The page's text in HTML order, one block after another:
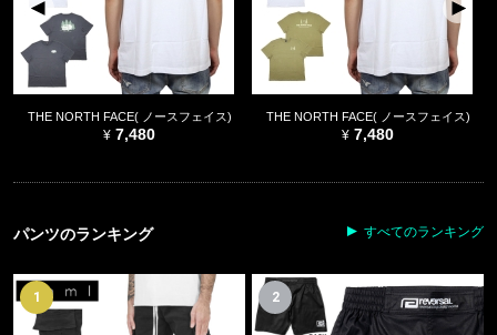
THE NORTH FACE( ノースフェイス)
7,480
THE NORTH FACE( ノースフェイス)
7,480
パンツのランキング すべてのランキング
1 2